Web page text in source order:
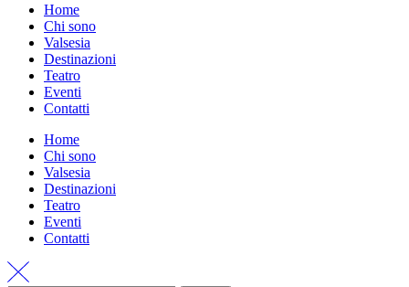
Home
Chi sono
Valsesia
Destinazioni
Teatro
Eventi
Contatti
Home
Chi sono
Valsesia
Destinazioni
Teatro
Eventi
Contatti